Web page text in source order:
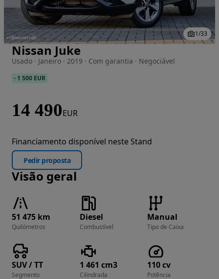
Imagem 1 de 33
1/33
Nissan Juke
Usado · Janeiro · 2019 · Com garantia · Negociável
- 1 500 EUR
14 490EUR
Financiamento disponível neste Stand
Pedir proposta
Visão geral
51 475 km
Quilómetros
Diesel
Combustível
Manual
Tipo de Caixa
SUV / TT
Segmento
1 461 cm3
Cilindrada
110 cv
Potência